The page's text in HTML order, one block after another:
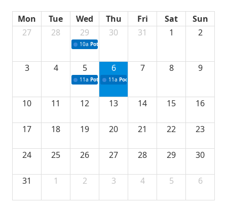
Mon Tue Wed Thu Fri Sat
Sun
27
28 29
10a Potpisivanje ugovora sa neprofitnim
30 31 1 2
3 4 5
11a Potpisivanje ugovora o stipendijama za
6
11a Podrška razvoju vodne infrastrukture u
7 8 9
10 11 12 13 14 15 16
17 18 19 20 21 22 23
24 25 26 27 28 29 30
31 1 2 3 4 5 6